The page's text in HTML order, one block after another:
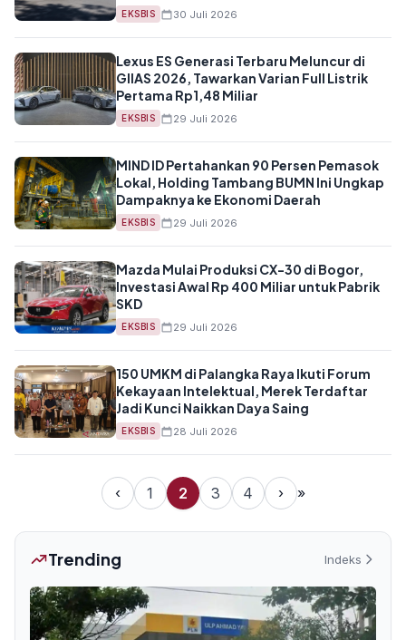
EKSBIS 30 Juli 2026
Lexus ES Generasi Terbaru Meluncur di
GIIAS 2026, Tawarkan Varian Full Listrik
Pertama Rp1,48 Miliar
EKSBIS 29 Juli 2026
MIND ID Pertahankan 90 Persen Pemasok
Lokal, Holding Tambang BUMN Ini Ungkap
Dampaknya ke Ekonomi Daerah
EKSBIS 29 Juli 2026
Mazda Mulai Produksi CX-30 di Bogor,
Investasi Awal Rp 400 Miliar untuk Pabrik
SKD
EKSBIS 29 Juli 2026
150 UMKM di Palangka Raya Ikuti Forum
Kekayaan Intelektual, Merek Terdaftar
Jadi Kunci Naikkan Daya Saing
EKSBIS 28 Juli 2026
‹ 1 2 3 4 › »
Trending Indeks